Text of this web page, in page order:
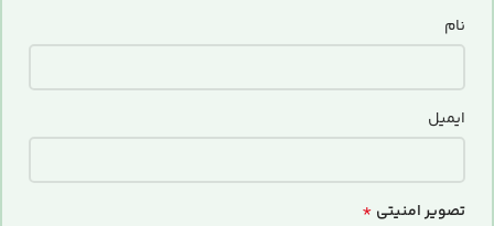
نام
ایمیل
تصویر امنیتی *